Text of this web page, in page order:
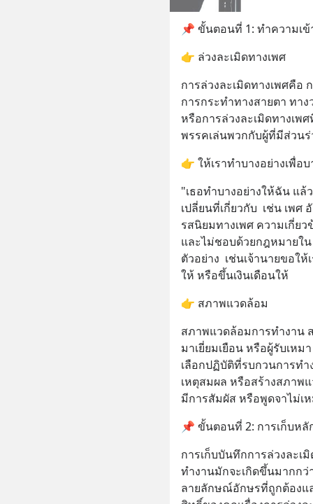
📌 ขั้นตอนที่ 1: ทำความเข้
👉 ล่วงละเมิดทางเพศ
การล่วงละเมิดทางเพศคือ
การกระทำทางสายตา ทา
หรือการล่วงละเมิดทางเพ
พรรคเล่นพวกกับผู้ที่มีส่วน
👉 ให้เราทำบางอย่างเพื่อ
"เธอทำบางอย่างให้ฉัน แล้
เปลี่ยนที่เกี่ยวกับ  เช่น เพ
รสนิยมทางเพศ ความเกี่ยว
และไม่ชอบด้วยกฎหมายใ
ตัวอย่าง  เช่นเจ้านายขอใ
ให้ หรือขึ้นเงินเดือนให้
👉 สภาพแวดล้อม
สภาพแวดล้อมการทำงาน
มาเยี่ยมเยือน หรือผู้รับเห
เลือกปฏิบัติที่รบกวนการท
เหตุสมผล หรือสร้างสภาพ
มีการสัมผัส หรือพูดจาไม่เ
📌 ขั้นตอนที่ 2: การเก็บหลั
การเก็บบันทึกการล่วงละเ
ทำงานมักจะเกิดขึ้นมากก
ลายลักษณ์อักษรที่ถูกต้องแ